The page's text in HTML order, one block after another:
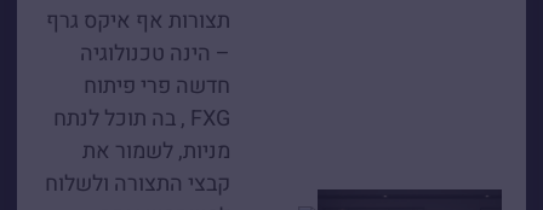
תצורות אף איקס גרף
– הינה טכנולוגיה
חדשה פרי פיתוח
FXG , בה תוכל לנתח
מניות, לשמור את
קבצי התצורה ולשלוח